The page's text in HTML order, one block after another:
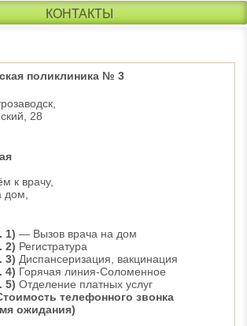
КОНТАКТЫ
поликлиника № 3
28
к врачу,
дом,
1) — Вызов врача на дом
2) Регистратура
3) Диспансеризация, вакцинация
4) Горячая линия-Соломенное
5) Отделение платных услуг
телефонного звонка
ожидания)